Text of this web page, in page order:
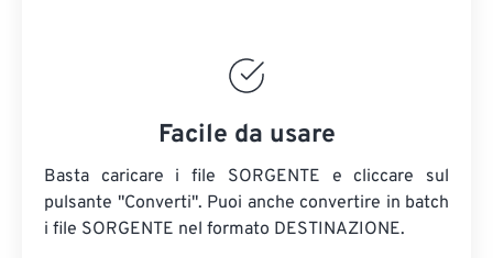
Facile da usare
Basta caricare i file SORGENTE e cliccare sul
pulsante "Converti". Puoi anche convertire in batch
i file SORGENTE nel formato DESTINAZIONE.